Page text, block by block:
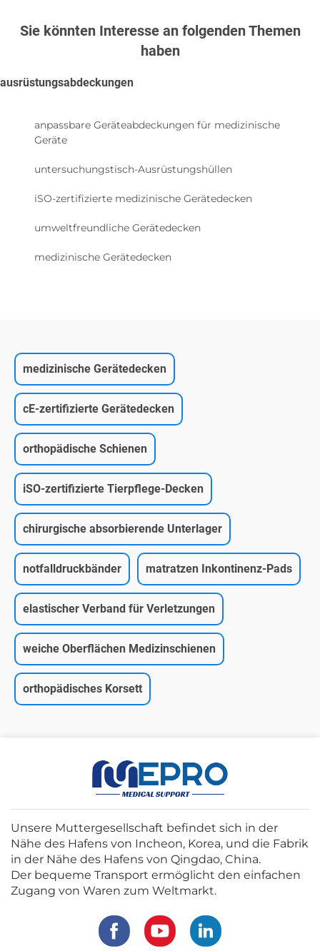
Sie könnten Interesse an folgenden Themen
haben
ausrüstungsabdeckungen
anpassbare Geräteabdeckungen für medizinische
Geräte
untersuchungstisch-Ausrüstungshüllen
iSO-zertifizierte medizinische Gerätedecken
umweltfreundliche Gerätedecken
medizinische Gerätedecken
medizinische Gerätedecken
cE-zertifizierte Gerätedecken
orthopädische Schienen
iSO-zertifizierte Tierpflege-Decken
chirurgische absorbierende Unterlager
notfalldruckbänder matratzen Inkontinenz-Pads
elastischer Verband für Verletzungen
weiche Oberflächen Medizinschienen
orthopädisches Korsett
Unsere Muttergesellschaft befindet sich in der
Nähe des Hafens von Incheon, Korea, und die Fabrik
in der Nähe des Hafens von Qingdao, China.
Der bequeme Transport ermöglicht den einfachen
Zugang von Waren zum Weltmarkt.